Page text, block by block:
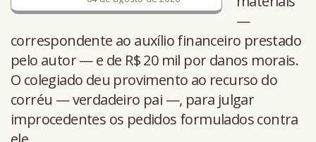
—
correspondente ao auxílio financeiro prestado
pelo autor — e de R$ 20 mil por danos morais.
O colegiado deu provimento ao recurso do
corréu — verdadeiro pai —, para julgar
improcedentes os pedidos formulados contra